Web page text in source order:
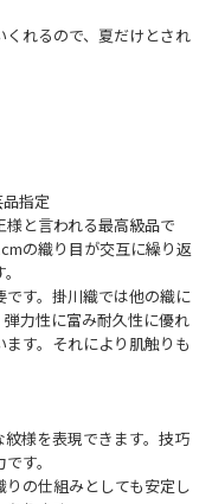
れるので、夏だけとされ
指定
と言われる最高級品で
の織り目が交互に繰り返
す。掛川織では他の織に
力性に富み耐久性に優れ
す。それにより肌触りも
様を表現できます。技巧
す。
の仕組みとしても安定し